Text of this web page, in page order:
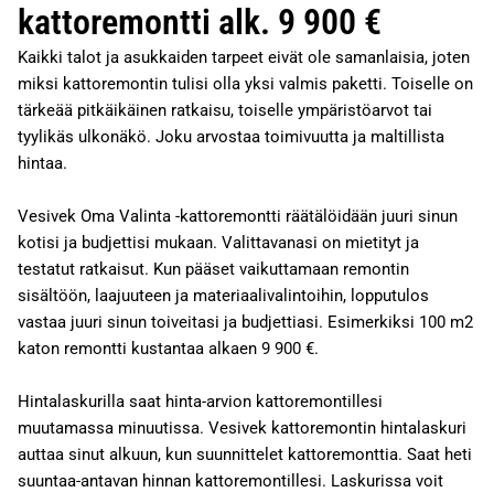
kattoremontti alk. 9 900 €
Kaikki talot ja asukkaiden tarpeet eivät ole samanlaisia, joten
miksi kattoremontin tulisi olla yksi valmis paketti. Toiselle on
tärkeää pitkäikäinen ratkaisu, toiselle ympäristöarvot tai
tyylikäs ulkonäkö. Joku arvostaa toimivuutta ja maltillista
hintaa.
Vesivek Oma Valinta -kattoremontti räätälöidään juuri sinun
kotisi ja budjettisi mukaan. Valittavanasi on mietityt ja
testatut ratkaisut. Kun pääset vaikuttamaan remontin
sisältöön, laajuuteen ja materiaalivalintoihin, lopputulos
vastaa juuri sinun toiveitasi ja budjettiasi. Esimerkiksi 100 m2
katon remontti kustantaa alkaen 9 900 €.
Hintalaskurilla saat hinta-arvion kattoremontillesi
muutamassa minuutissa. Vesivek kattoremontin hintalaskuri
auttaa sinut alkuun, kun suunnittelet kattoremonttia. Saat heti
suuntaa-antavan hinnan kattoremontillesi. Laskurissa voit